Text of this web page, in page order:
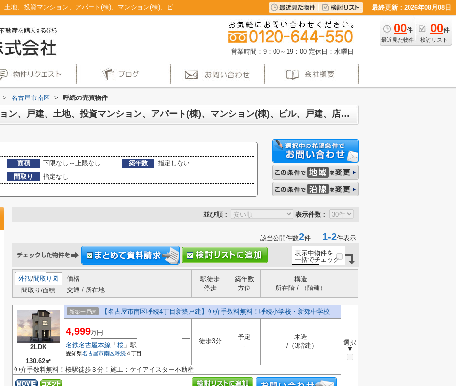
名古屋市南区呼続のマンション、戸建、土地、投資マンション、アパート(棟)、マンション(棟)、ビル、戸建、店舗事務所、その他、土地一覧｜仲介手数料無料！名古屋市で新築戸建てを探すならAplace 最終更新：2026年08月08日
00件
最近見た物件
00件
検討リスト
営業時間：9：00～19：00 定休日：水曜日
> 名古屋市南区 > 呼続の売買物件
名古屋市南区呼続 マンション、戸建、土地、投資マンション、アパート(棟)、マンション(棟)、ビル、戸建、店舗事務所、その他、土地一覧
面積 下限なし～上限なし 築年数
指定しない
間取り
指定なし
並び順： 表示件数：
該当公開件数2件 1-2件表示
表示中物件を
一括でチェック
外観/間取り図
間取り/面積
価格
交通 / 所在地
駅徒歩
停歩
築年数
方位
構造
所在階 / （階建）
2LDK
130.62㎡
新築一戸建 【名古屋市南区呼続4丁目新築戸建】仲介手数料無料！呼続小学校・新郊中学校
選択
▼
4,999万円
名鉄名古屋本線 「 桜 」駅
愛知県名古屋市南区呼続４丁目
徒歩3分
予定
-
木造
-/（3階建）
仲介手数料無料！桜駅徒歩３分！施工：ケイアイスター不動産